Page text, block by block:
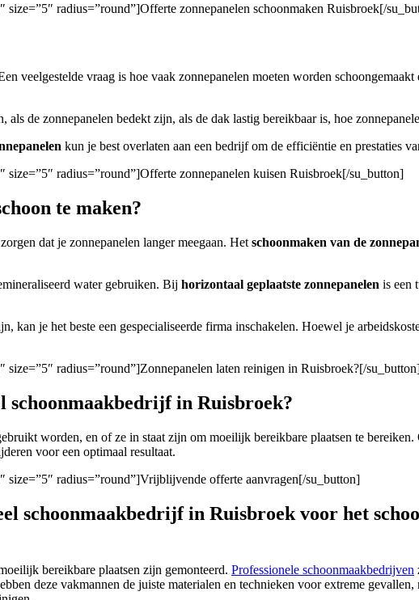
radius=”round”]Offerte zonnepanelen schoonmaken Ruisbroek[/
veelgestelde vraag is hoe vaak zonnepanelen moeten worden schoongemaakt
de zonnepanelen bedekt zijn, als de dak lastig bereikbaar is, hoe
kun je best overlaten aan een bedrijf om de efficiëntie en prestaties
radius=”round”]Offerte zonnepanelen kuisen Ruisbroek[/su_button]
te maken?
dat je zonnepanelen langer meegaan. Het schoonmaken van de
water gebruiken. Bij horizontaal geplaatste zonnepanelen is een
je het beste een gespecialiseerde firma inschakelen. Hoewel je
radius=”round”]Zonnepanelen laten reinigen in Ruisbroek?[/
schoonmaakbedrijf in Ruisbroek?
worden, en of ze in staat zijn om moeilijk bereikbare plaatsen te
voor een optimaal resultaat.
size=”5″ radius=”round”]Vrijblijvende offerte aanvragen[/su_button]
schoonmaakbedrijf in Ruisbroek voor het
bereikbare plaatsen zijn gemonteerd. Professionele schoonmaakbedrijven
deze vakmannen de juiste materialen en technieken voor extreme